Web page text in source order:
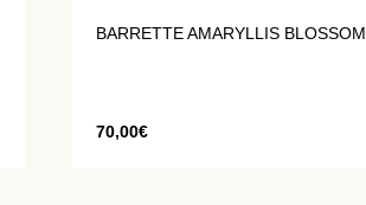
BARRETTE AMARYLLIS BLOSSOM
70,00€